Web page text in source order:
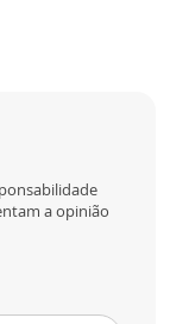
a opinião